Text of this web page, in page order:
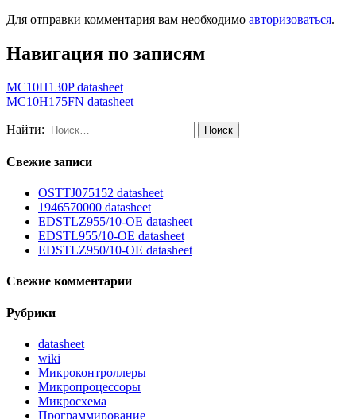
Для отправки комментария вам необходимо авторизоваться.
Навигация по записям
MC10H130P datasheet
MC10H175FN datasheet
Найти:
Свежие записи
OSTTJ075152 datasheet
1946570000 datasheet
EDSTLZ955/10-OE datasheet
EDSTL955/10-OE datasheet
EDSTLZ950/10-OE datasheet
Свежие комментарии
Рубрики
datasheet
wiki
Микроконтроллеры
Микропроцессоры
Микросхема
Программирование